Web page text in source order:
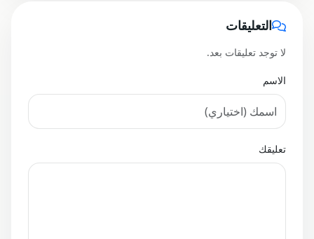
التعليقات
لا توجد تعليقات بعد.
الاسم
تعليقك